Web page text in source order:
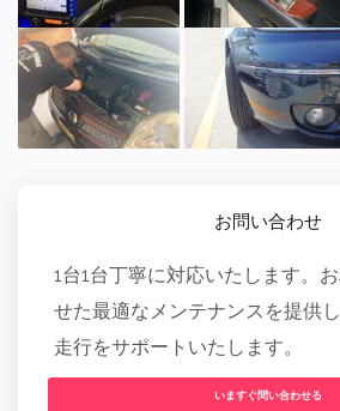
お問い合わせ
1台1台丁寧に対応いたします。
せた最適なメンテナンスを提供
走行をサポートいたします。
いますぐ問い合わせる